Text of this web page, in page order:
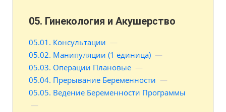
05. Гинекология и Акушерство
05.01. Консультации —
05.02. Манипуляции (1 единица) —
05.03. Операции Плановые —
05.04. Прерывание Беременности —
05.05. Ведение Беременности Программы
—